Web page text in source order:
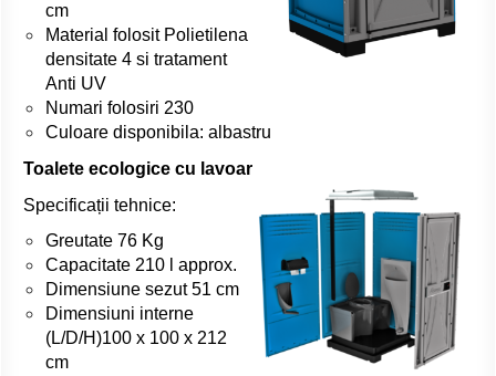
cm
Material folosit Polietilena
densitate 4 si tratament
Anti UV
Numari folosiri 230
Culoare disponibila: albastru
Toalete ecologice cu lavoar
Specificații tehnice:
Greutate 76 Kg
Capacitate 210 l approx.
Dimensiune sezut 51 cm
Dimensiuni interne
(L/D/H)100 x 100 x 212
cm